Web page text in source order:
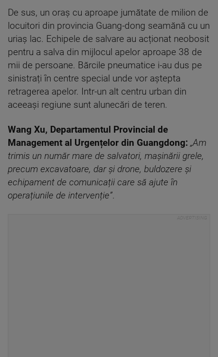
De sus, un oraș cu aproape jumătate de milion de
locuitori din provincia Guang-dong seamănă cu un
uriaș lac. Echipele de salvare au acționat neobosit
pentru a salva din mijlocul apelor aproape 38 de
mii de persoane. Bărcile pneumatice i-au dus pe
sinistrați în centre special unde vor aștepta
retragerea apelor. Intr-un alt centru urban din
aceeași regiune sunt alunecări de teren.
Wang Xu, Departamentul Provincial de
Management al Urgențelor din Guangdong: „Am
trimis un număr mare de salvatori, mașinării grele,
precum excavatoare, dar și drone, buldozere și
echipament de comunicații care să ajute în
operațiunile de intervenție”.